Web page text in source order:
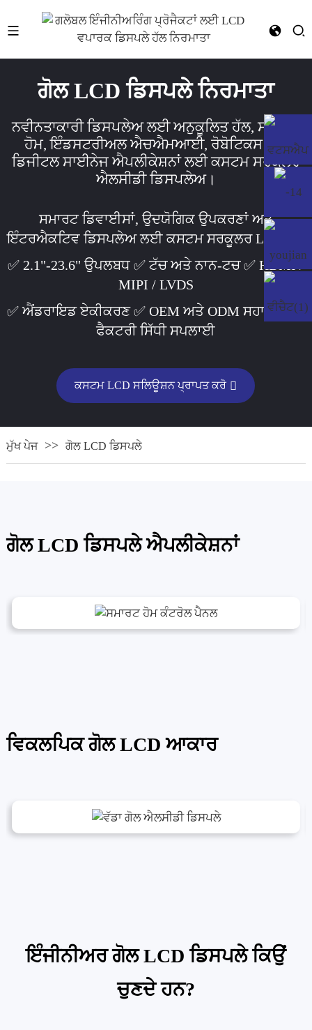
ਗੋਲ LCD ਡਿਸਪਲੇ ਨਿਰਮਾਤਾ
ਨਵੀਨਤਾਕਾਰੀ ਡਿਸਪਲੇਅ ਲਈ ਅਨੁਕੂਲਿਤ ਹੱਲ, ਸਮਾਰਟ
ਹੋਮ, ਇੰਡਸਟਰੀਅਲ ਐਚਐਮਆਈ, ਰੋਬੋਟਿਕਸ ਅਤੇ
ਡਿਜੀਟਲ ਸਾਈਨੇਜ ਐਪਲੀਕੇਸ਼ਨਾਂ ਲਈ ਕਸਟਮ ਸਰਕੂਲਰ
ਐਲਸੀਡੀ ਡਿਸਪਲੇਅ।
ਸਮਾਰਟ ਡਿਵਾਈਸਾਂ, ਉਦਯੋਗਿਕ ਉਪਕਰਣਾਂ ਅਤੇ
ਇੰਟਰਐਕਟਿਵ ਡਿਸਪਲੇਅ ਲਈ ਕਸਟਮ ਸਰਕੂਲਰ LCD ਹੱਲ
✅ 2.1"-23.6" ਉਪਲਬਧ ✅ ਟੱਚ ਅਤੇ ਨਾਨ-ਟਚ ✅ HDMI /
MIPI / LVDS
✅ ਐਂਡਰਾਇਡ ਏਕੀਕਰਣ ✅ OEM ਅਤੇ ODM ਸਹਾਇਤਾ ✅
ਫੈਕਟਰੀ ਸਿੱਧੀ ਸਪਲਾਈ
ਕਸਟਮ LCD ਸਲਿਊਸ਼ਨ ਪ੍ਰਾਪਤ ਕਰੋ
ਮੁੱਖ ਪੇਜ ਗੋਲ LCD ਡਿਸਪਲੇ
ਗੋਲ LCD ਡਿਸਪਲੇ ਐਪਲੀਕੇਸ਼ਨਾਂ
ਵਿਕਲਪਿਕ ਗੋਲ LCD ਆਕਾਰ
ਇੰਜੀਨੀਅਰ ਗੋਲ LCD ਡਿਸਪਲੇ ਕਿਉਂ
ਚੁਣਦੇ ਹਨ?